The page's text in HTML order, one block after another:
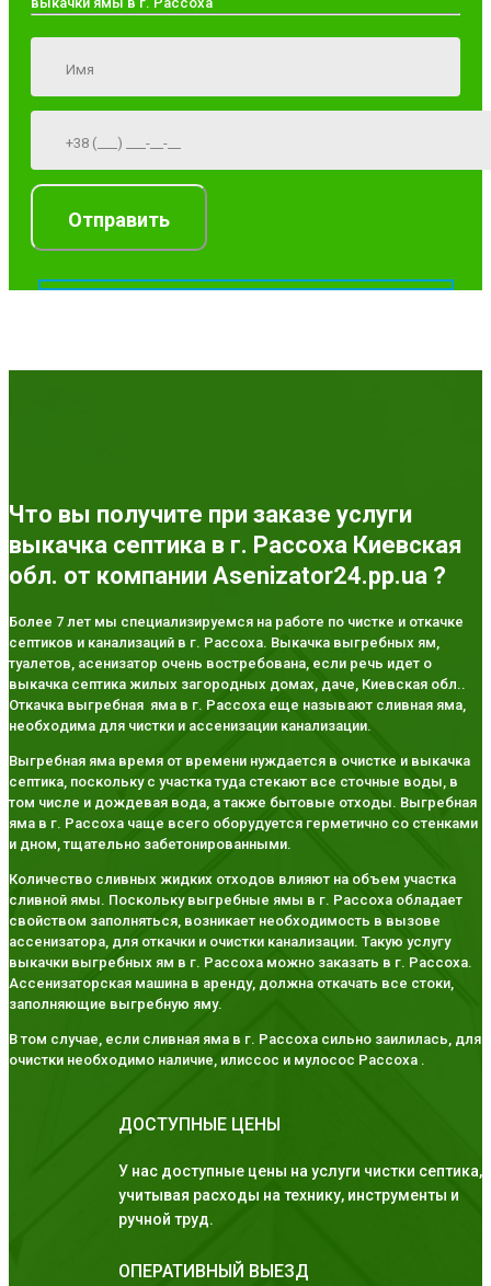
Что вы получите при заказе услуги
выкачка септика в г. Рассоха Киевская
обл. от компании Asenizator24.pp.ua ?
Более 7 лет мы специализируемся на работе по чистке и откачке
септиков и канализаций в г. Рассоха. Выкачка выгребных ям,
туалетов, асенизатор очень востребована, если речь идет о
выкачка септика жилых загородных домах, даче, Киевская обл..
Откачка выгребная яма в г. Рассоха еще называют сливная яма,
необходима для чистки и ассенизации канализации.
Выгребная яма время от времени нуждается в очистке и выкачка
септика, поскольку с участка туда стекают все сточные воды, в
том числе и дождевая вода, а также бытовые отходы. Выгребная
яма в г. Рассоха чаще всего оборудуется герметично со стенками
и дном, тщательно забетонированными.
Количество сливных жидких отходов влияют на объем участка
сливной ямы. Поскольку выгребные ямы в г. Рассоха обладает
свойством заполняться, возникает необходимость в вызове
ассенизатора, для откачки и очистки канализации. Такую услугу
выкачки выгребных ям в г. Рассоха можно заказать в г. Рассоха.
Ассенизаторская машина в аренду, должна откачать все стоки,
заполняющие выгребную яму.
В том случае, если сливная яма в г. Рассоха сильно заилилась, для
очистки необходимо наличие, илиссос и мулосос Рассоха .
ДОСТУПНЫЕ ЦЕНЫ
У нас доступные цены на услуги чистки септика,
учитывая расходы на технику, инструменты и
ручной труд.
ОПЕРАТИВНЫЙ ВЫЕЗД